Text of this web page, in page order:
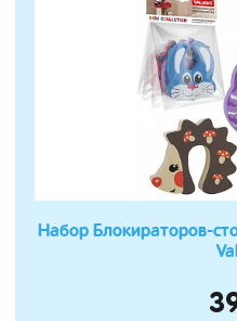
Набор Блокираторов-